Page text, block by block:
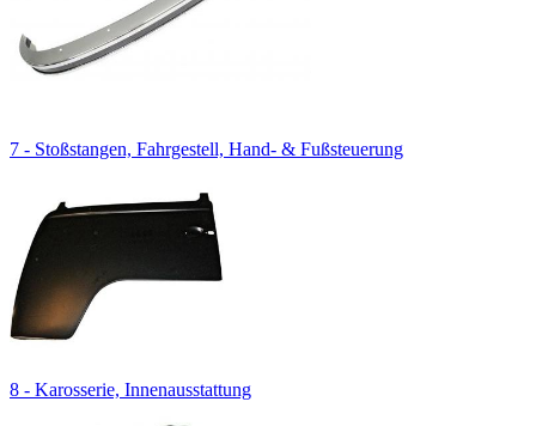
7 - Stoßstangen, Fahrgestell, Hand- & Fußsteuerung
8 - Karosserie, Innenausstattung